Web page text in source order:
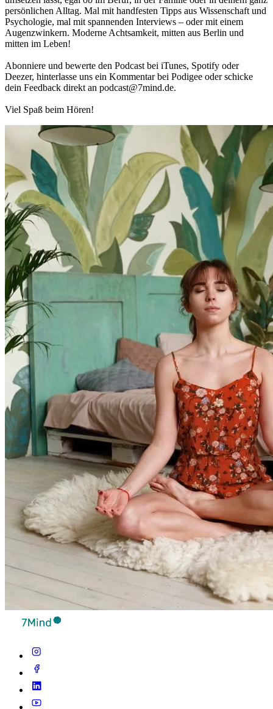
per­sön­li­chen Alltag. Mal mit hand­fes­ten Tipps aus Wis­sen­schaft und
Psy­cho­lo­gie, mal mit spannenden Interviews – oder mit einem
Augen­zwin­kern. Moderne Acht­sam­keit, mitten aus Berlin und
mitten im Leben!
Abon­niere und bewerte den Pod­cast bei iTunes, Spo­tify oder
Deezer, hin­ter­lasse uns ein Kom­men­tar bei Podigee oder schi­cke
dein Feed­back direkt an podcast@​7​mind.​de.
Viel Spaß beim Hören!